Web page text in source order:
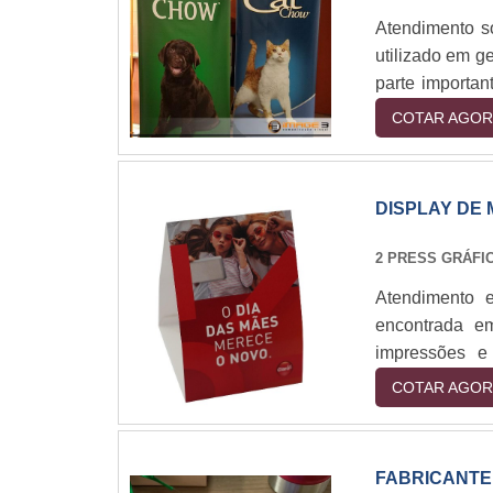
Atendimento
utilizado em
parte
em material
material é a
tipo de
COTAR
DISPLAY DE
2 PRESS
Atendimento
encontrada
impressões
apreciada
ferramenta
COTAR